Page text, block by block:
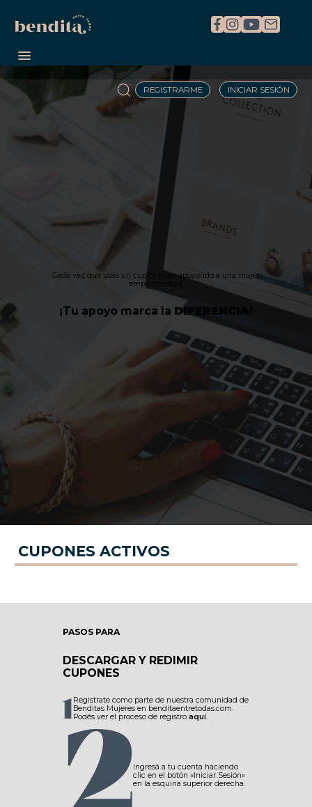
REGISTRARME INICIAR SESIÓN
Cada vez que usás un cupón estas apoyando a una mujer
emprendedora.
¡Tu apoyo marca la DIFERENCIA
CUPONES ACTIVOS
PASOS PARA
DESCARGAR Y REDIMIR
CUPONES
Registrate como parte de nuestra comunidad de
Benditas Mujeres en benditaentretodas.com.
Podés ver el proceso de registro aquí.
Ingresá a tu cuenta haciendo
clic en el botón «Iniciar Sesión»
en la esquina superior derecha.